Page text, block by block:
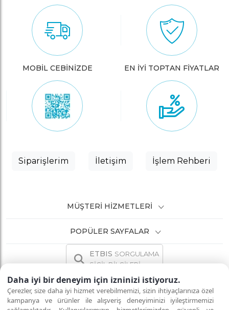
Daha iyi bir deneyim için izninizi istiyoruz.
Çerezler, size daha iyi hizmet verebilmemizi, sizin ihtiyaçlarınıza özel
kampanya ve ürünler ile alışveriş deneyiminizi iyileştirmemizi
MOBİL CEBİNİZDE EN İYİ TOPTAN FİYATLAR
Siparişlerim İletişim İşlem Rehberi
MÜŞTERI HIZMETLERI
POPÜLER SAYFALAR
ETBIS SORGULAMA
SİCİL BİLGİLERİ